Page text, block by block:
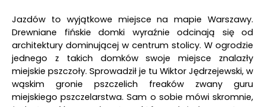
Jazdów to wyjątkowe miejsce na mapie Warszawy.
Drewniane fińskie domki wyraźnie odcinają się od
architektury dominującej w centrum stolicy. W ogrodzie
jednego z takich domków swoje miejsce znalazły
miejskie pszczoły. Sprowadził je tu Wiktor Jędrzejewski, w
wąskim gronie pszczelich freaków zwany guru
miejskiego pszczelarstwa. Sam o sobie mówi skromnie,